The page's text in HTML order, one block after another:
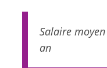
Salaire
an